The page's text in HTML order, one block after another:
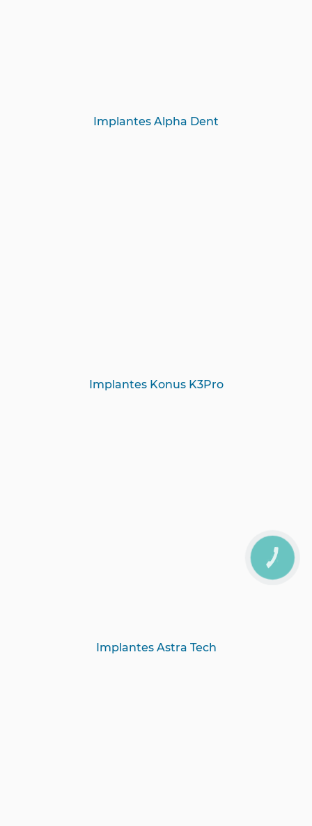
Implantes Alpha Dent
Implantes Konus K3Pro
Implantes Astra Tech